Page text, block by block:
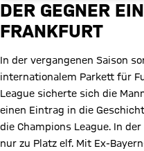
DER GEGNER
FRANKFURT
In der vergangenen Saison
internationalem Parkett für
League sicherte sich die
einen Eintrag in die
die Champions League. In
nur zu Platz elf. Mit Ex-